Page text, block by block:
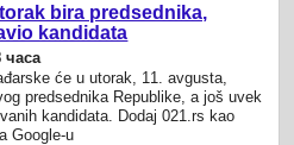
bira predsednika,
kandidata
часа
će u utorak, 11. avgusta,
predsednika Republike, a još uvek
kandidata. Dodaj 021.rs kao
Google-u